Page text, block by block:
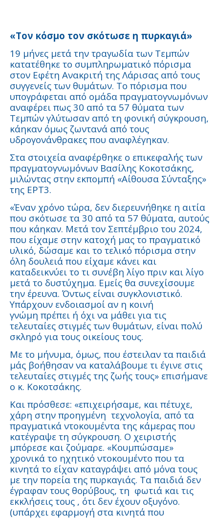
«Τον κόσμο τον σκότωσε η πυρκαγιά»
19 μήνες μετά την τραγωδία των Τεμπών
κατατέθηκε το συμπληρωματικό πόρισμα
στον Εφέτη Ανακριτή της Λάρισας από τους
συγγενείς των θυμάτων. Το πόρισμα που
υπογράφεται από ομάδα πραγματογνωμόνων
αναφέρει πως 30 από τα 57 θύματα των
Τεμπών γλύτωσαν από τη φονική σύγκρουση,
κάηκαν όμως ζωντανά από τους
υδρογονάνθρακες που αναφλέγηκαν.
Στα στοιχεία αναφέρθηκε ο επικεφαλής των
πραγματογνωμόνων Βασίλης Κοκοτσάκης,
μιλώντας στην εκπομπή «Αίθουσα Σύνταξης»
της ΕΡΤ3.
«Έναν χρόνο τώρα, δεν διερευνήθηκε η αιτία
που σκότωσε τα 30 από τα 57 θύματα, αυτούς
που κάηκαν. Μετά τον Σεπτέμβριο του 2024,
που είχαμε στην κατοχή μας το πραγματικό
υλικό, δώσαμε και το τελικό πόρισμα στην
όλη δουλειά που είχαμε κάνει και
καταδεικνύει το τι συνέβη λίγο πριν και λίγο
μετά το δυστύχημα. Εμείς θα συνεχίσουμε
την έρευνα. Όντως είναι συγκλονιστικό.
Υπάρχουν ενδοιασμοί αν η κοινή
γνώμη πρέπει ή όχι να μάθει για τις
τελευταίες στιγμές των θυμάτων, είναι πολύ
σκληρό για τους οικείους τους.
Με το μήνυμα, όμως, που έστειλαν τα παιδιά
μάς βοήθησαν να καταλάβουμε τι έγινε στις
τελευταίες στιγμές της ζωής τους» επισήμανε
ο κ. Κοκοτσάκης.
Και πρόσθεσε: «επιχειρήσαμε, και πέτυχε,
χάρη στην προηγμένη τεχνολογία, από τα
πραγματικά ντοκουμέντα της κάμερας που
κατέγραψε τη σύγκρουση. Ο χειριστής
μπόρεσε και ζούμαρε. «Κουμπώσαμε»
χρονικά το ηχητικό ντοκουμέντο που τα
κινητά το είχαν καταγράψει από μόνα τους
με την πορεία της πυρκαγιάς. Τα παιδιά δεν
έγραφαν τους θορύβους, τη φωτιά και τις
εκκλήσεις τους , ότι δεν έχουν οξυγόνο.
(υπάρχει εφαρμογή στα κινητά που